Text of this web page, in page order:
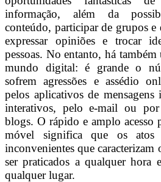
informação, além da
conteúdo, participar de grupos e
expressar opiniões e trocar
pessoas. No entanto, há
mundo digital: é grande o
sofrem agressões e assédio
pelos aplicativos de mensagens
interativos, pelo e-mail ou por
blogs. O rápido e amplo acesso
móvel significa que os atos
inconvenientes que caracterizam
ser praticados a qualquer hora
qualquer lugar.